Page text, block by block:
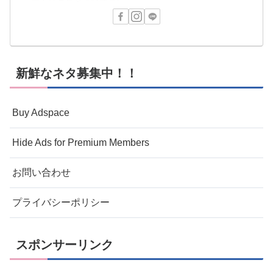
新鮮なネタ募集中！！
Buy Adspace
Hide Ads for Premium Members
お問い合わせ
プライバシーポリシー
スポンサーリンク